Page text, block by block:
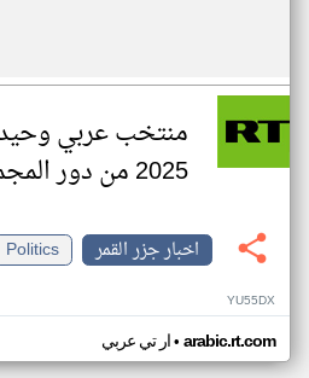
منتخب عربي
2025 من دور المجموعات
اخبار جزر القمر
Politics
YU55DX
ار تي عربي• arabic.rt.com